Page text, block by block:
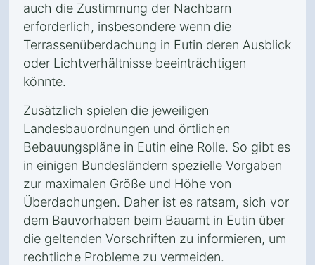
auch die Zustimmung der Nachbarn
erforderlich, insbesondere wenn die
Terrassenüberdachung in Eutin deren Ausblick
oder Lichtverhältnisse beeinträchtigen
könnte.
Zusätzlich spielen die jeweiligen
Landesbauordnungen und örtlichen
Bebauungspläne in Eutin eine Rolle. So gibt es
in einigen Bundesländern spezielle Vorgaben
zur maximalen Größe und Höhe von
Überdachungen. Daher ist es ratsam, sich vor
dem Bauvorhaben beim Bauamt in Eutin über
die geltenden Vorschriften zu informieren, um
rechtliche Probleme zu vermeiden.